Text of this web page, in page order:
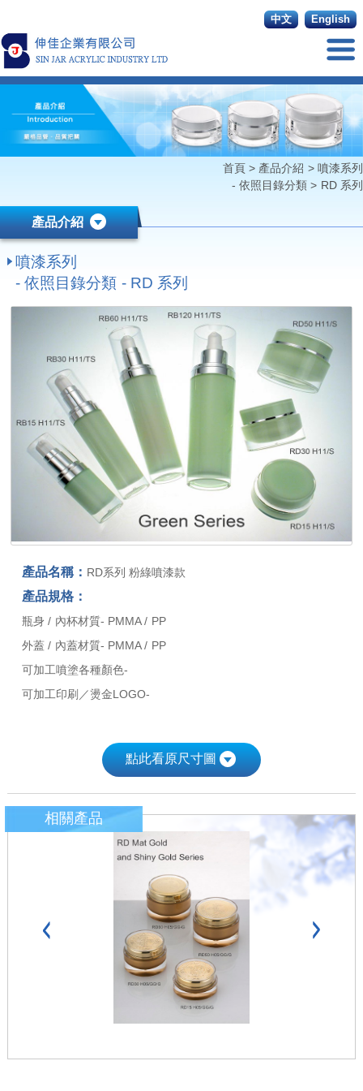
English
中文
首頁> 產品介紹 > 噴漆系列
- 依照目錄分類 > RD 系列
產品介紹
噴漆系列
- 依照目錄分類 - RD 系列
產品名稱： RD系列 粉綠噴漆款
產品規格：
瓶身 / 內杯材質- PMMA / PP
外蓋 / 內蓋材質- PMMA / PP
可加工噴塗各種顏色-
可加工印刷／燙金LOGO-
點此看原尺寸圖
相關產品